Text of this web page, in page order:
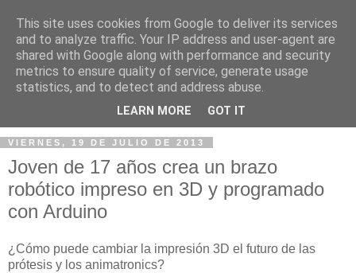
VIERNES, 19 DE JULIO DE 2013
Joven de 17 años crea un brazo
robótico impreso en 3D y programado
con Arduino
¿Cómo puede cambiar la impresión 3D el futuro de las
prótesis y los animatronics?
This site uses cookies from Google to deliver its services
and to analyze traffic. Your IP address and user-agent are
shared with Google along with performance and security
metrics to ensure quality of service, generate usage
statistics, and to detect and address abuse.
LEARN MORE GOT IT